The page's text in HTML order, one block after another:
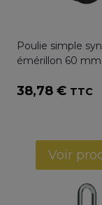
Poulie simple
émérillon 60
38,78 € TTC
Voir